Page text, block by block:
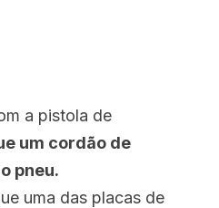
a pistola de
um cordão de
pneu.
uma das placas de